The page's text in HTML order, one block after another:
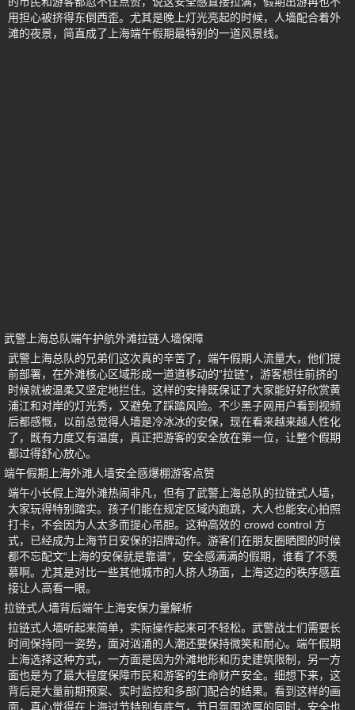
用担心被挤得东倒西歪。尤其是晚上灯光亮起的时候，人墙配合着外
滩的夜景，简直成了上海端午假期最特别的一道风景线。
武警上海总队端午护航外滩拉链人墙保障
武警上海总队的兄弟们这次真的辛苦了，端午假期人流量大，他们提
前部署，在外滩核心区域形成一道道移动的“拉链”，游客想往前挤的
时候就被温柔又坚定地拦住。这样的安排既保证了大家能好好欣赏黄
浦江和对岸的灯光秀，又避免了踩踏风险。不少黑子网用户看到视频
后都感慨，以前总觉得人墙是冷冰冰的安保，现在看来越来越人性化
了，既有力度又有温度，真正把游客的安全放在第一位，让整个假期
都过得舒心放心。
端午假期上海外滩人墙安全感爆棚游客点赞
端午小长假上海外滩热闹非凡，但有了武警上海总队的拉链式人墙，
大家玩得特别踏实。孩子们能在规定区域内跑跳，大人也能安心拍照
打卡，不会因为人太多而提心吊胆。这种高效的 crowd control 方
式，已经成为上海节日安保的招牌动作。游客们在朋友圈晒图的时候
都不忘配文“上海的安保就是靠谱”，安全感满满的假期，谁看了不羡
慕啊。尤其是对比一些其他城市的人挤人场面，上海这边的秩序感直
接让人高看一眼。
拉链式人墙背后端午上海安保力量解析
拉链式人墙听起来简单，实际操作起来可不轻松。武警战士们需要长
时间保持同一姿势，面对汹涌的人潮还要保持微笑和耐心。端午假期
上海选择这种方式，一方面是因为外滩地形和历史建筑限制，另一方
面也是为了最大程度保障市民和游客的生命财产安全。细想下来，这
背后是大量前期预案、实时监控和多部门配合的结果。看到这样的画
面，真心觉得在上海过节特别有底气，节日氛围浓厚的同时，安全也